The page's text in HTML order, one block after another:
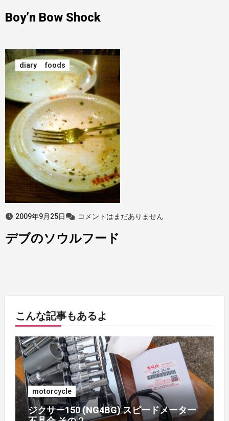
Boy’n Bow Shock
diary foods
2009年9月25日 コメントはまだありません
デブのソウルフード
こんな記事もあるよ
motorcycle
ジクサー150 (NG4BG) スピードメーター